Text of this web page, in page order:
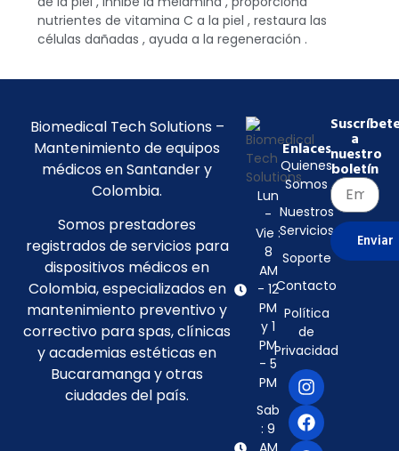
nutrientes de vitamina C a la piel , restaura las
células dañadas , ayuda a la regeneración .
Biomedical Tech Solutions –
Mantenimiento de equipos
médicos en Santander y
Colombia.
Somos prestadores
registrados de servicios para
dispositivos médicos en
Colombia, especializados en
mantenimiento preventivo y
correctivo para spas, clínicas
y academias estéticas en
Bucaramanga y otras
ciudades del país.
Lun
-
Vie :
8
AM
- 12
PM
y 1
PM
- 5
PM
Sab
: 9
Enlaces
Quienes
Somos
Nuestros
Servicios
Soporte
Contacto
Política
de
Privacidad
a
nuestro
boletín
Enviar